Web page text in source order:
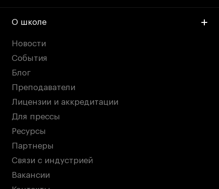
О школе
Новости
События
Блог
Преподаватели
Лицензии и аккредитации
Для прессы
Ресурсы
Партнеры
Связи с индустрией
Вакансии